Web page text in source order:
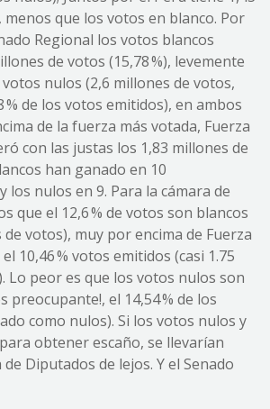
que los votos en blanco. Por
Regional los votos blancos
de votos (15,78 %), levemente
nulos (2,6 millones de votos,
% de los votos emitidos), en ambos
de la fuerza más votada, Fuerza
con las justas los 1,83 millones de
han ganado en 10
los nulos en 9. Para la cámara de
que el 12,6 % de votos son blancos
de votos), muy por encima de Fuerza
10,46 % votos emitidos (casi 1.75
Lo peor es que los votos nulos son
preocupante!, el 14,54 % de los
como nulos). Si los votos nulos y
obtener escaño, se llevarían
Diputados de lejos. Y el Senado